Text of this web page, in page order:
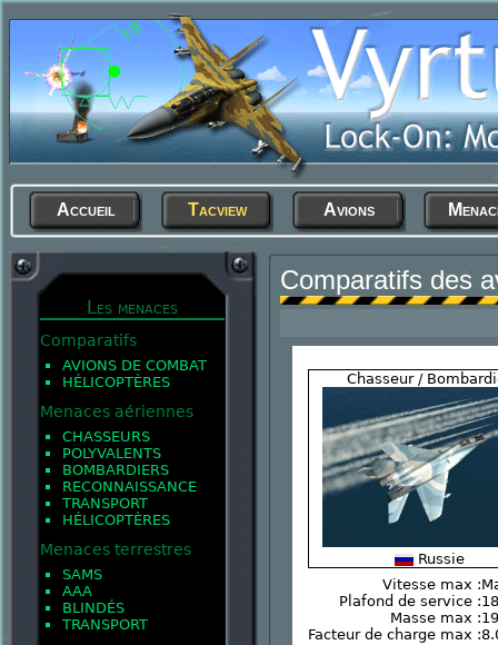
Accueil Tacview Avions
Les menaces
Comparatifs
AVIONS DE COMBAT
HÉLICOPTÈRES
Menaces aériennes
CHASSEURS
POLYVALENTS
BOMBARDIERS
RECONNAISSANCE
TRANSPORT
HÉLICOPTÈRES
Menaces terrestres
SAMS
AAA
BLINDÉS
TRANSPORT
Comparatifs des
Chasseur /
Russie
Vitesse max :
Plafond de service :
Masse max :
Facteur de charge max :